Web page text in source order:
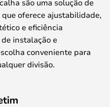
oferece ajustabilidade,
e eficiência
instalação e
conveniente para
divisão.